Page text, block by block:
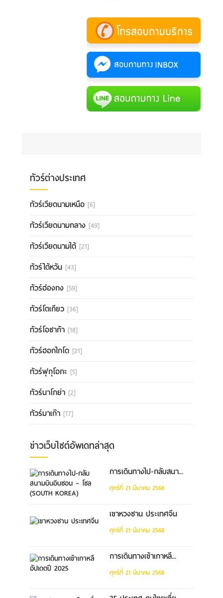
ทัวร์ต่างประเทศ
ทัวร์เวียดนามเหนือ [6]
ทัวร์เวียดนามกลาง [49]
ทัวร์เวียดนามใต้ [21]
ทัวร์ไต้หวัน [43]
ทัวร์ฮ่องกง [59]
ทัวร์โตเกียว [36]
ทัวร์โอซาก้า [18]
ทัวร์ฮอกไกโด [21]
ทัวร์ฟุกุโอกะ [5]
ทัวร์นาโกย่า [2]
ทัวร์มาเก๊า [17]
ข่าวเว็บไซต์อัพเดทล่าสุด
การเดินทางไป-กลับสนา...
ศุกร์ที่ 21 มีนาคม 2568
เขาหวงซาน ประเทศจีน
ศุกร์ที่ 21 มีนาคม 2568
การเดินทางเข้าเกาหลี...
ศุกร์ที่ 21 มีนาคม 2568